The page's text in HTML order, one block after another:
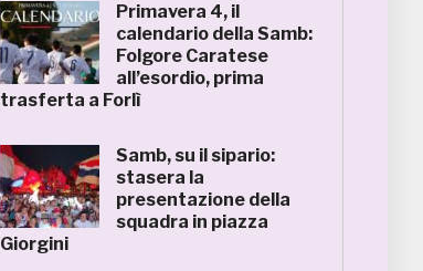
Primavera 4, il
calendario della Samb:
Folgore Caratese
all’esordio, prima
trasferta a Forlì
Samb, su il sipario:
stasera la
presentazione della
squadra in piazza
Giorgini